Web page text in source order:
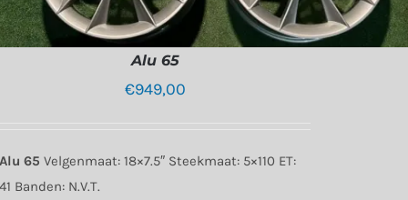
Alu 65
€949,00
Alu 65 Velgenmaat: 18×7.5″ Steekmaat: 5×110 ET:
41 Banden: N.V.T.